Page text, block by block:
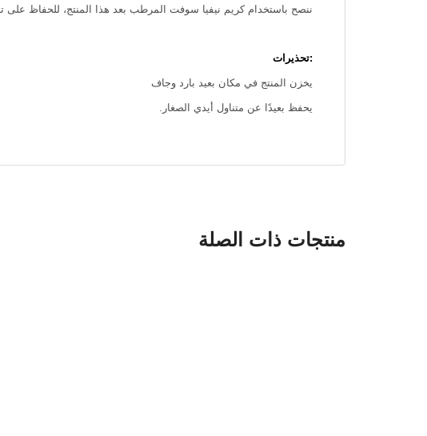
ننصح باستخدام كريم نيفيا سوفت المرطب بعد هذا المنتج، للحفاظ على
:تحذيرات
يخزن المنتج في مكان بعيد بارد وجاف
يحفظ بعيدًا عن متناول أيدي الصغار.
منتجات ذات الصلة